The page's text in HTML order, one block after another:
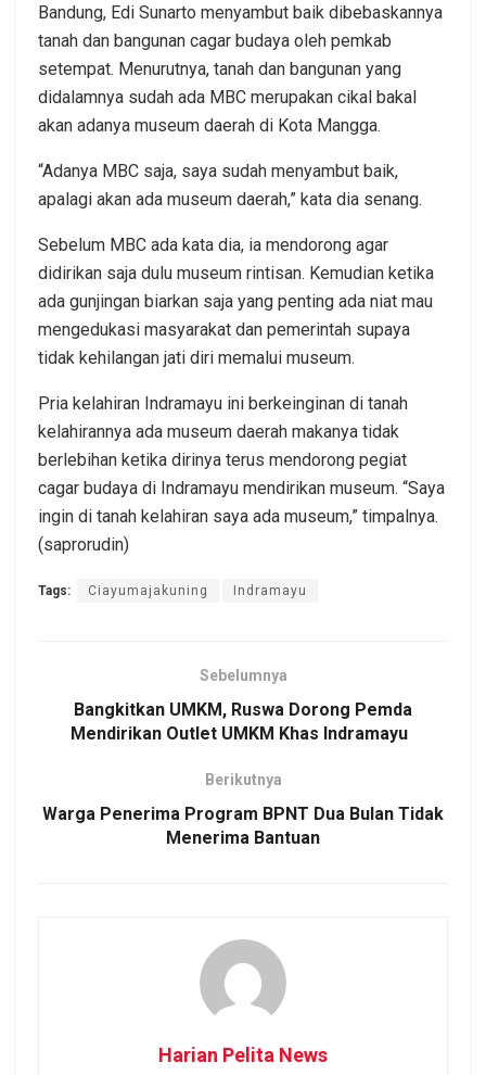
Bandung, Edi Sunarto menyambut baik dibebaskannya
tanah dan bangunan cagar budaya oleh pemkab
setempat. Menurutnya, tanah dan bangunan yang
didalamnya sudah ada MBC merupakan cikal bakal
akan adanya museum daerah di Kota Mangga.
“Adanya MBC saja, saya sudah menyambut baik,
apalagi akan ada museum daerah,” kata dia senang.
Sebelum MBC ada kata dia, ia mendorong agar
didirikan saja dulu museum rintisan. Kemudian ketika
ada gunjingan biarkan saja yang penting ada niat mau
mengedukasi masyarakat dan pemerintah supaya
tidak kehilangan jati diri memalui museum.
Pria kelahiran Indramayu ini berkeinginan di tanah
kelahirannya ada museum daerah makanya tidak
berlebihan ketika dirinya terus mendorong pegiat
cagar budaya di Indramayu mendirikan museum. “Saya
ingin di tanah kelahiran saya ada museum,” timpalnya.
(saprorudin)
Tags: Ciayumajakuning Indramayu
Sebelumnya
Bangkitkan UMKM, Ruswa Dorong Pemda
Mendirikan Outlet UMKM Khas Indramayu
Berikutnya
Warga Penerima Program BPNT Dua Bulan Tidak
Menerima Bantuan
Harian Pelita News